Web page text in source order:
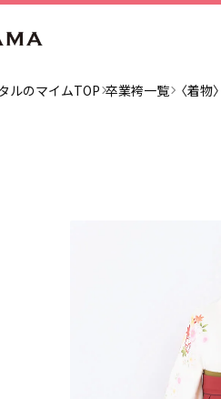
ルのマイムTOP 卒業袴一覧 〈着物